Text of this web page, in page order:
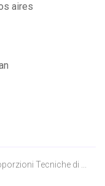
aires
Tecniche di ...